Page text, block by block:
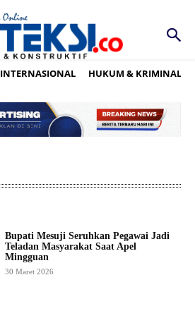
INTERNASIONAL HUKUM & KRIMINAL
Bupati Mesuji Seruhkan Pegawai Jadi
Teladan Masyarakat Saat Apel
Mingguan
30 Maret 2026